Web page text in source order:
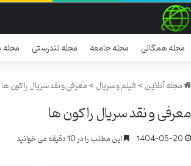
مجله همگانی مجله جامعه مجله تندرستی
مجله آنلاین>فیلم و سریال>معرفی و نقد سریال راکون ها
معرفی و نقد سریال راکون ها
1404-05-20 این مطلب را در 10 دقیقه می خوانید